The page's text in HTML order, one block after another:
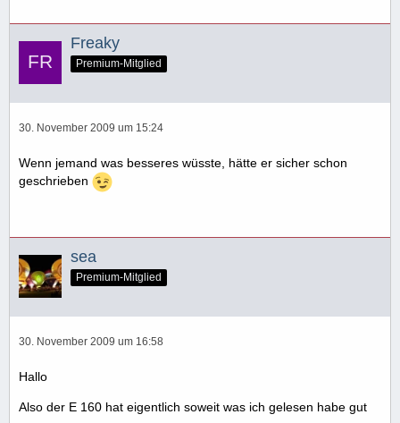
Freaky
Premium-Mitglied
30. November 2009 um 15:24
Wenn jemand was besseres wüsste, hätte er sicher schon
geschrieben
sea
Premium-Mitglied
30. November 2009 um 16:58
Hallo
Also der E 160 hat eigentlich soweit was ich gelesen habe gut